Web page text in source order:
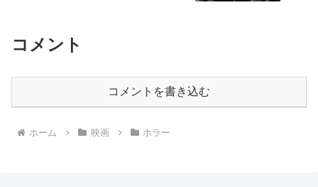
コメント
コメントを書き込む
ホーム 映画 ホラー